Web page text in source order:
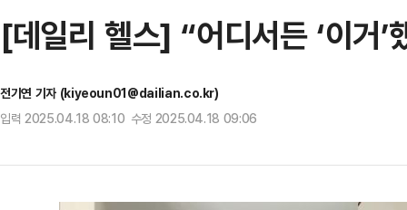
[데일리 헬스] “어디서든 ‘이거
전기연 기자 (kiyeoun01@dailian.co.kr)
입력 2025.04.18 08:10 수정 2025.04.18 09:06